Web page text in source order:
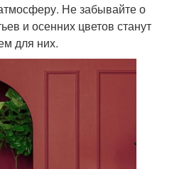
Не забывайте о
и осенних цветов станут
для них.